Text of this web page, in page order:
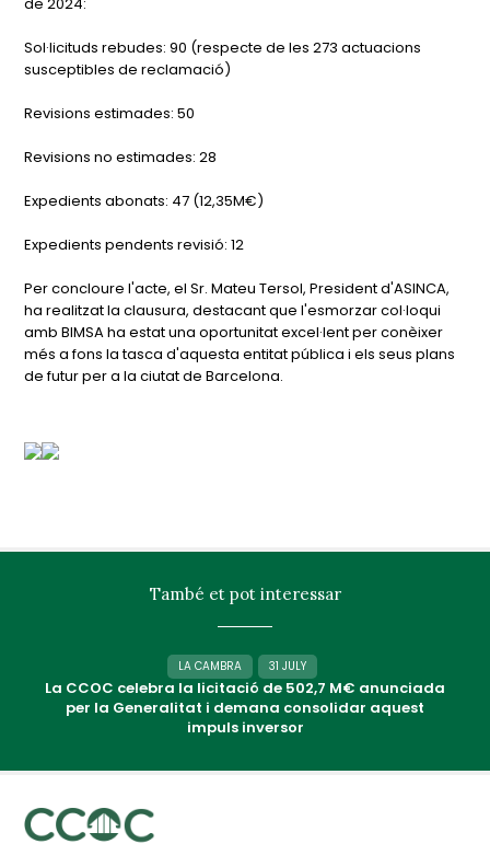
Sol·licituds rebudes: 90 (respecte de les 273 actuacions
susceptibles de reclamació)
Revisions estimades: 50
Revisions no estimades: 28
Expedients abonats: 47 (12,35M€)
Expedients pendents revisió: 12
Per concloure l'acte, el Sr. Mateu Tersol, President d'ASINCA,
ha realitzat la clausura, destacant que l'esmorzar col·loqui
amb BIMSA ha estat una oportunitat excel·lent per conèixer
més a fons la tasca d'aquesta entitat pública i els seus plans
de futur per a la ciutat de Barcelona.
També et pot interessar
LA CAMBRA 31 JULY
La CCOC celebra la licitació de 502,7 M€ anunciada
per la Generalitat i demana consolidar aquest
impuls inversor